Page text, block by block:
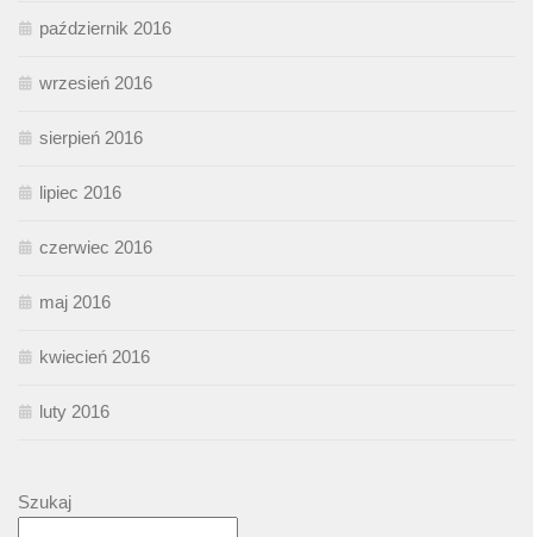
październik 2016
wrzesień 2016
sierpień 2016
lipiec 2016
czerwiec 2016
maj 2016
kwiecień 2016
luty 2016
Szukaj